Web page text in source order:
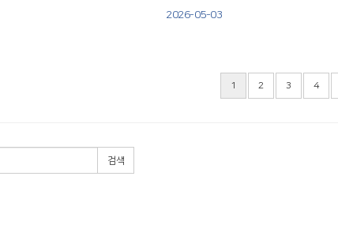
2026-05-03
1 2 3 4
검색